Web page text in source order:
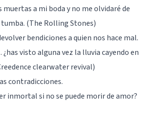
muertas a mi boda y no me olvidaré de
(The Rolling Stones)
bendiciones a quien nos hace mal.
visto alguna vez la lluvia cayendo en
clearwater revival)
contradicciones.
inmortal si no se puede morir de amor?